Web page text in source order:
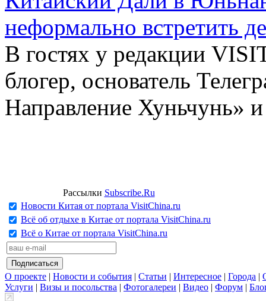
неформально встретить
В гостях у редакции
блогер, основатель
Направление Хуньчунь»
Рассылки Subscribe.Ru
Новости Китая от портала VisitChina.ru
Всё об отдыхе в Китае от портала VisitChina.ru
Всё о Китае от портала VisitChina.ru
О проекте | Новости и события | Статьи | Интересное | Города |
Услуги | Визы и посольства | Фотогалереи | Видео | Форум |